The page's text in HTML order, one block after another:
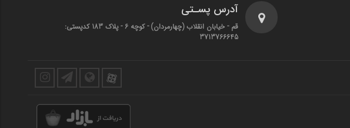
آدرس پسـتی
قم - خیابان انقلاب (چهارمردان)‌ - کوچه 6 - پلاک 183 کدپستی:
3713766645